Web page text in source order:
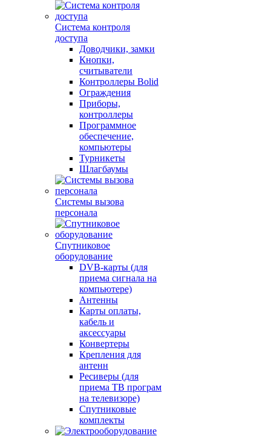
Система контроля
доступа
Доводчики, замки
Кнопки,
считыватели
Контроллеры Bolid
Ограждения
Приборы,
контроллеры
Программное
обеспечение,
компьютеры
Турникеты
Шлагбаумы
Системы вызова
персонала
Спутниковое
оборудование
DVB-карты (для
приема сигнала на
компьютере)
Антенны
Карты оплаты,
кабель и
аксессуары
Конвертеры
Крепления для
антенн
Ресиверы (для
приема ТВ програм
на телевизоре)
Спутниковые
комплекты